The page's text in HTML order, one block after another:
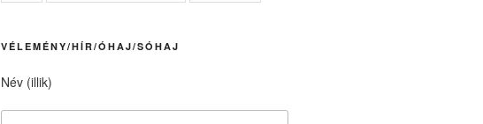
VÉLEMÉNY/HÍR/ÓHAJ/SÓHAJ
Név (illik)